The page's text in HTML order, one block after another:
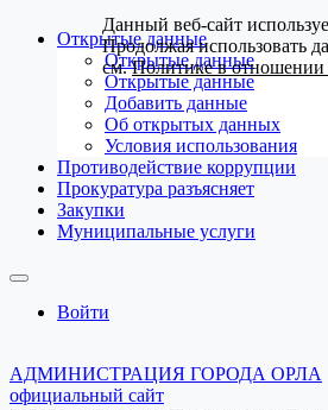
Открытые данные
Открытые данные
Открытые данные
Добавить данные
Об открытых данных
Условия использования
Противодействие коррупции
Прокуратура разъясняет
Закупки
Муниципальные услуги
Войти
АДМИНИСТРАЦИЯ ГОРОДА ОРЛА
официальный сайт
Данный веб-сайт
Продолжая использовать
см.Политике в